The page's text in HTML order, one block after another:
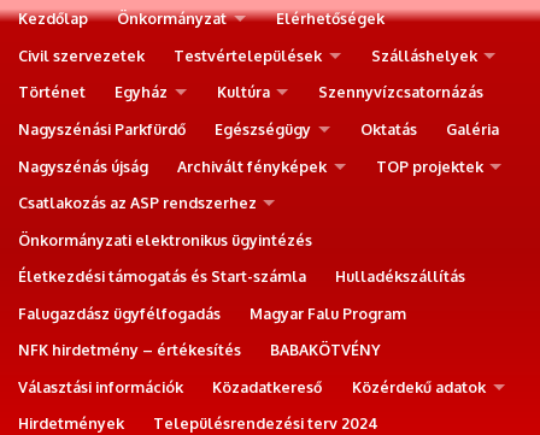
Kezdőlap Önkormányzat
Elérhetőségek
Civil szervezetek
Testvértelepülések
Szálláshelyek
Történet
Egyház Kultúra
Szennyvízcsatornázás
Nagyszénási Parkfürdő
Egészségügy Oktatás
Galéria
Nagyszénás újság
Archivált fényképek
TOP projektek
Csatlakozás az ASP rendszerhez
Önkormányzati elektronikus ügyintézés
Életkezdési támogatás és Start-számla
Hulladékszállítás
Falugazdász ügyfélfogadás
Magyar Falu Program
NFK hirdetmény – értékesítés
BABAKÖTVÉNY
Választási információk
Közadatkereső
Közérdekű adatok
Hirdetmények
Településrendezési terv 2024